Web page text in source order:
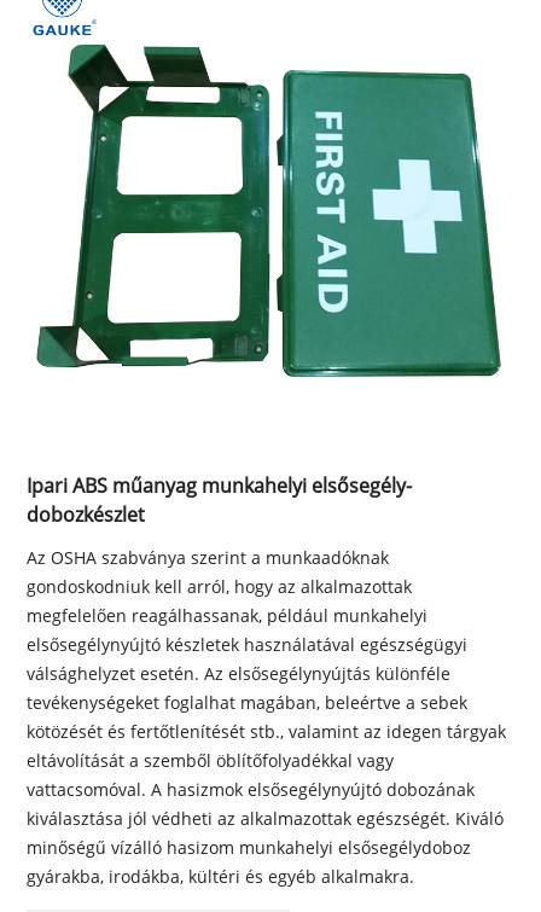
Ipari ABS műanyag munkahelyi elsősegély-
dobozkészlet
Az OSHA szabványa szerint a munkaadóknak
gondoskodniuk kell arról, hogy az alkalmazottak
megfelelően reagálhassanak, például munkahelyi
elsősegélynyújtó készletek használatával egészségügyi
válsághelyzet esetén. Az elsősegélynyújtás különféle
tevékenységeket foglalhat magában, beleértve a sebek
kötözését és fertőtlenítését stb., valamint az idegen tárgyak
eltávolítását a szemből öblítőfolyadékkal vagy
vattacsomóval. A hasizmok elsősegélynyújtó dobozának
kiválasztása jól védheti az alkalmazottak egészségét. Kiváló
minőségű vízálló hasizom munkahelyi elsősegélydoboz
gyárakba, irodákba, kültéri és egyéb alkalmakra.